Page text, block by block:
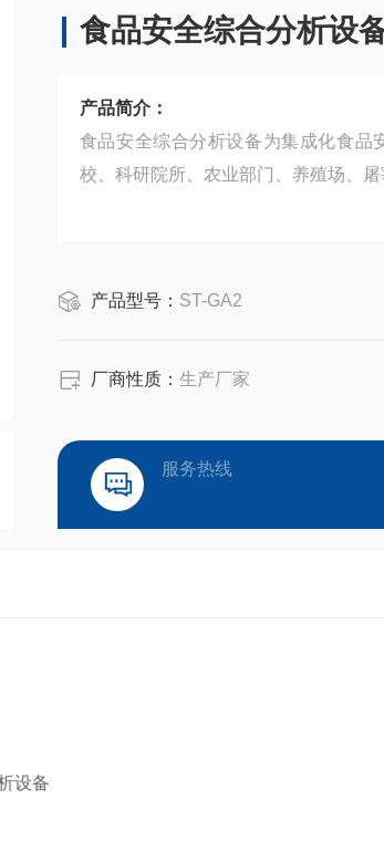
食品安全综合分析设
产品简介：
食品安全综合分析设备为集成化食品
校、科研院所、农业部门、养殖场、
产品型号： ST-GA2
厂商性质： 生产厂家
服务热线